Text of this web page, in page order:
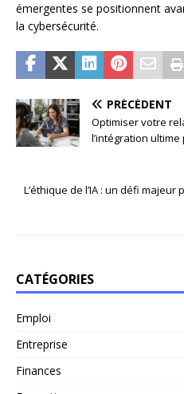
émergentes se positionnent
la cybersécurité.
PRÉCÉDENT
Optimiser votre
l’intégration
L’éthique de l’IA : un défi
CATÉGORIES
Emploi
Entreprise
Finances